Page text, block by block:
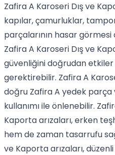
Zafira A Karoseri Dış ve
kapılar, çamurluklar,
parçalarının hasar
Zafira A Karoseri Dış ve
güvenliğini doğrudan
gerektirebilir. Zafira A
doğru Zafira A yedek
kullanımı ile önlenebilir.
Kaporta arızaları, erken
hem de zaman tasarrufu
ve Kaporta arızaları,